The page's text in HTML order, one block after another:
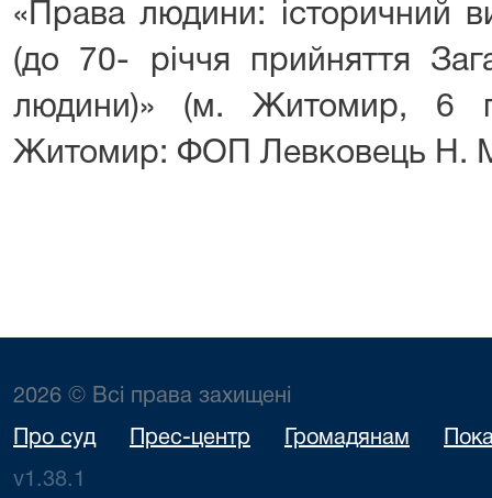
«Права людини: історичний
(до 70- річчя прийняття
людини)» (м. Житомир, 6
Житомир: ФОП Левковець Н.
2026 © Всі права захищені
Про суд Прес-центр Громадянам
v1.38.1